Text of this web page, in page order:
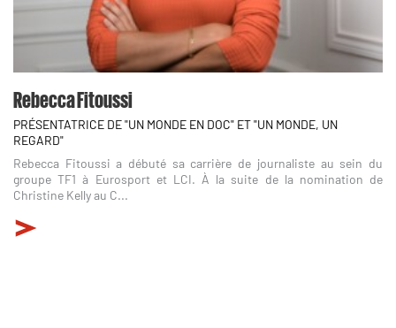
Rebecca Fitoussi
PRÉSENTATRICE DE "UN MONDE EN DOC" ET "UN MONDE, UN
REGARD"
Rebecca Fitoussi a débuté sa carrière de journaliste au sein du
groupe TF1 à Eurosport et LCI. À la suite de la nomination de
Christine Kelly au C...